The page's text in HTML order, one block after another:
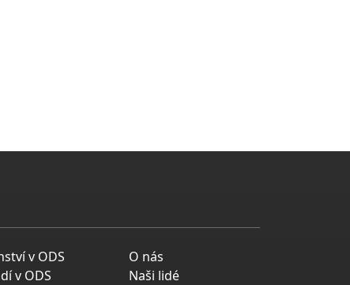
v ODS
v ODS
O nás
Naši lidé